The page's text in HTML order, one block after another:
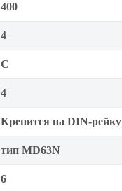
400
4
C
4
Крепится на DIN-рейку
тип MD63N
6